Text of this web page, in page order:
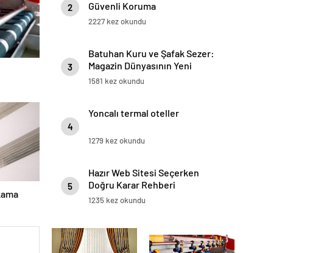
2
Güvenli Koruma
2227 kez okundu
3
Batuhan Kuru ve Şafak Sezer:
Magazin Dünyasının Yeni
“Dynamic Duo”su!
1581 kez okundu
4
Yoncalı termal oteller
1279 kez okundu
5
Hazır Web Sitesi Seçerken
Doğru Karar Rehberi
1235 kez okundu